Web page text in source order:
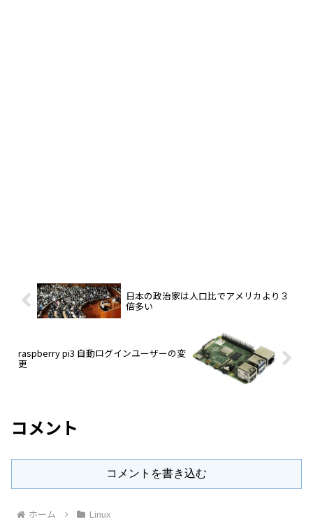
日本の政治家は人口比でアメリカより３
倍多い
raspberry pi3 自動ログインユーザーの変
更
コメント
コメントを書き込む
ホーム Linux